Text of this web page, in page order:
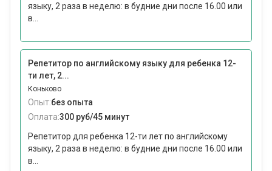
языку, 2 раза в неделю: в будние дни после 16.00 или
в...
Репетитор по английскому языку для ребенка 12-
ти лет, 2...
Коньково
Опыт:без опыта
Оплата:300 руб/45 минут
Репетитор для ребенка 12-ти лет по английскому
языку, 2 раза в неделю: в будние дни после 16.00 или
в...